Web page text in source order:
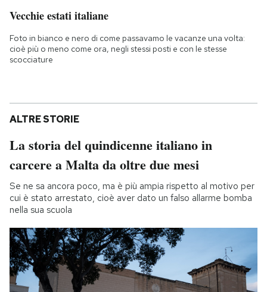
Vecchie estati italiane
Foto in bianco e nero di come passavamo le vacanze una volta:
cioè più o meno come ora, negli stessi posti e con le stesse
scocciature
ALTRE STORIE
La storia del quindicenne italiano in
carcere a Malta da oltre due mesi
Se ne sa ancora poco, ma è più ampia rispetto al motivo per
cui è stato arrestato, cioè aver dato un falso allarme bomba
nella sua scuola